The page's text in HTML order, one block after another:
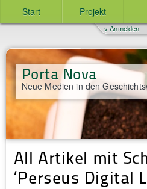
Start Projekt
Porta Nova
Neue Medien in den
v Anmelden
All Artikel mit
‘Perseus Digital